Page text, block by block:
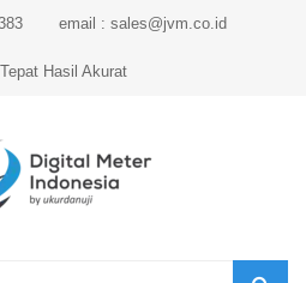
email : sales@jvm.co.id
Hasil Akurat